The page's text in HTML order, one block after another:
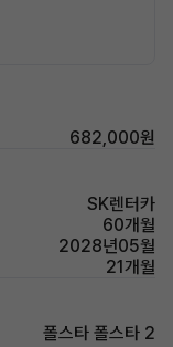
682,000원
SK렌터카
60개월
2028년05월
21개월
폴스타 폴스타 2